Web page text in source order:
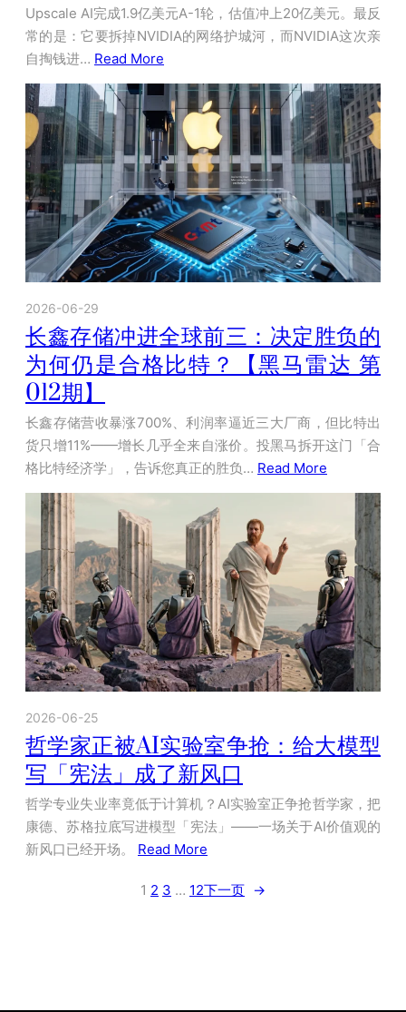
Upscale AI完成1.9亿美元A-1轮，估值冲上20亿美元。最反
常的是：它要拆掉NVIDIA的网络护城河，而NVIDIA这次亲
自掏钱进… Read More
2026-06-29
长鑫存储冲进全球前三：决定胜负的
为何仍是合格比特？【黑马雷达 第
012期】
长鑫存储营收暴涨700%、利润率逼近三大厂商，但比特出
货只增11%——增长几乎全来自涨价。投黑马拆开这门「合
格比特经济学」，告诉您真正的胜负… Read More
2026-06-25
哲学家正被AI实验室争抢：给大模型
写「宪法」成了新风口
哲学专业失业率竟低于计算机？AI实验室正争抢哲学家，把
康德、苏格拉底写进模型「宪法」——一场关于AI价值观的
新风口已经开场。 Read More
1 2 3 … 12下一页 →